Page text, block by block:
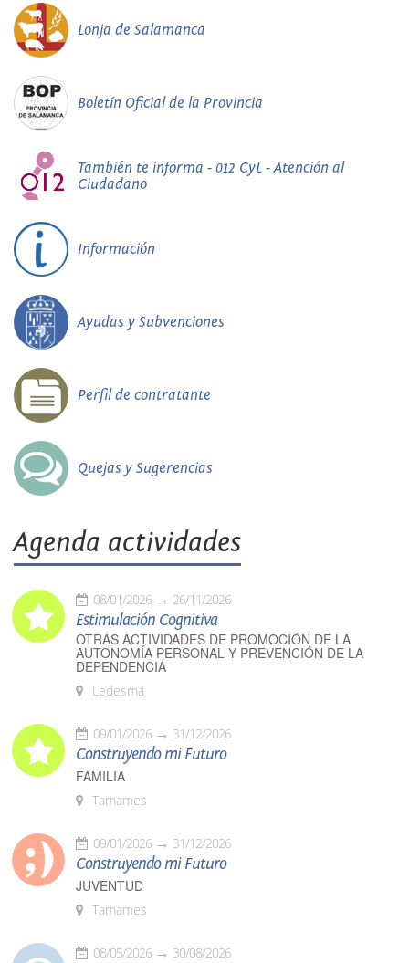
Lonja de Salamanca
Boletín Oficial de la Provincia
También te informa - 012 CyL - Atención al
Ciudadano
Información
Ayudas y Subvenciones
Perfil de contratante
Quejas y Sugerencias
Agenda actividades
08/01/2026 26/11/2026
Estimulación Cognitiva
OTRAS ACTIVIDADES DE PROMOCIÓN DE LA
AUTONOMÍA PERSONAL Y PREVENCIÓN DE LA
DEPENDENCIA
Ledesma
09/01/2026 31/12/2026
Construyendo mi Futuro
FAMILIA
Tamames
09/01/2026 31/12/2026
Construyendo mi Futuro
JUVENTUD
Tamames
08/05/2026 30/08/2026